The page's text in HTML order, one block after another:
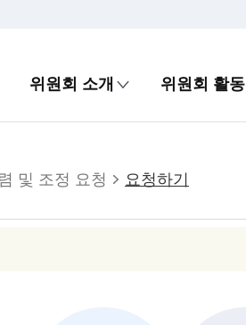
위원회 소개 위원회 활동
및 조정 요청 요청하기